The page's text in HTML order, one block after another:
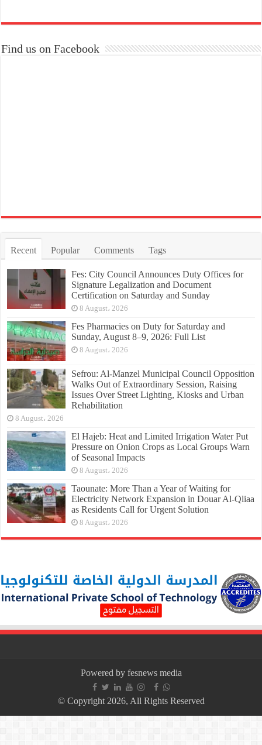
Find us on Facebook
Recent Popular Comments Tags
Fes: City Council Announces Duty Offices for
Signature Legalization and Document
Certification on Saturday and Sunday
8 August، 2026
Fes Pharmacies on Duty for Saturday and
Sunday, August 8–9, 2026: Full List
8 August، 2026
Sefrou: Al-Manzel Municipal Council Opposition
Walks Out of Extraordinary Session, Raising
Issues Over Street Lighting, Kiosks and Urban
Rehabilitation
8 August، 2026
El Hajeb: Heat and Limited Irrigation Water Put
Pressure on Onion Crops as Local Groups Warn
of Seasonal Impacts
8 August، 2026
Taounate: More Than a Year of Waiting for
Electricity Network Expansion in Douar Al-Qliaa
as Residents Call for Urgent Solution
8 August، 2026
Powered by fesnews media
© Copyright 2026, All Rights Reserved